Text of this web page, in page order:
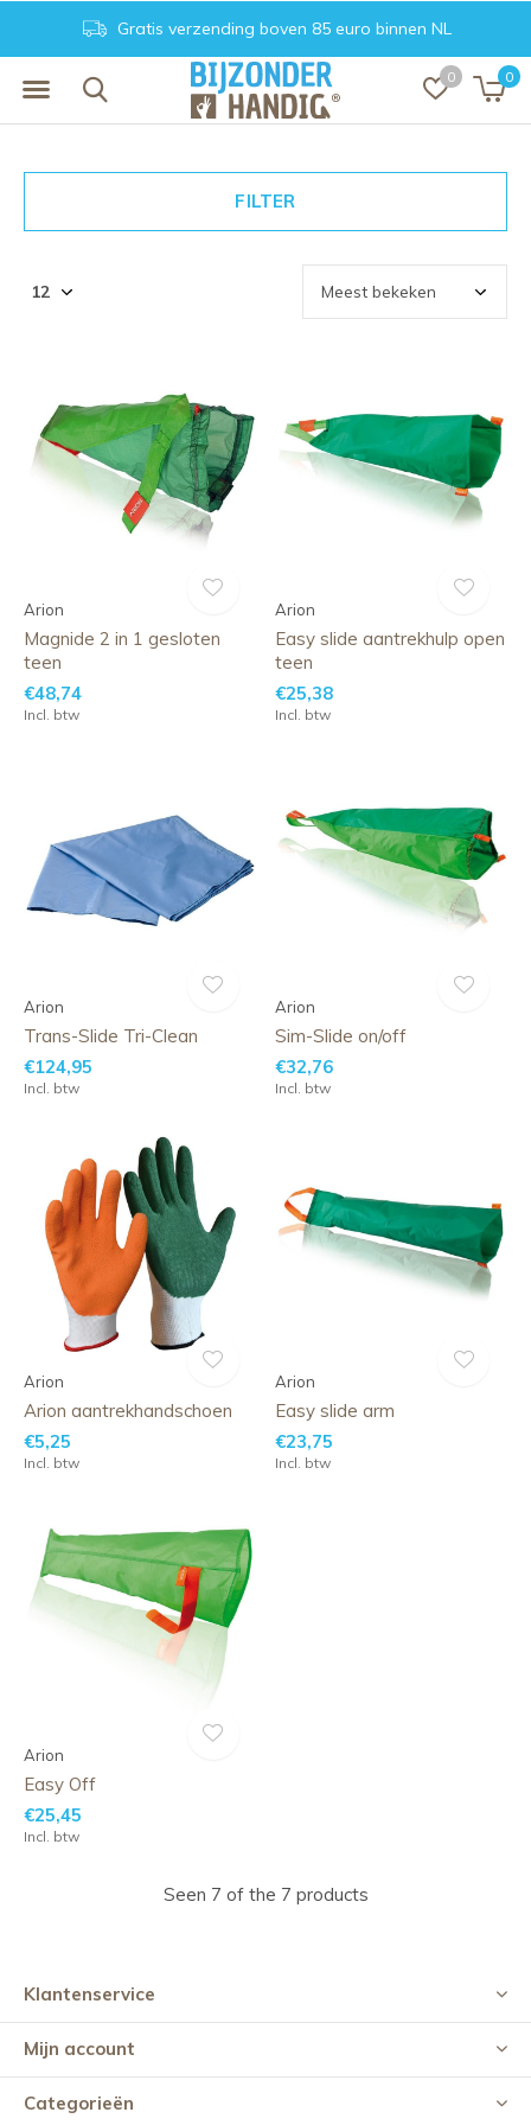
0 0
Achteraf betalen. Veilig en vertrouwd
FILTER
Arion
Magnide 2 in 1 gesloten
teen
€48,74
Incl. btw
Arion
Easy slide aantrekhulp open
teen
€25,38
Incl. btw
Arion
Trans-Slide Tri-Clean
€124,95
Incl. btw
Arion
Sim-Slide on/off
€32,76
Incl. btw
Arion
Arion aantrekhandschoen
€5,25
Incl. btw
Arion
Easy slide arm
€23,75
Incl. btw
Arion
Easy Off
€25,45
Incl. btw
Seen 7 of the 7 products
Klantenservice
Mijn account
Categorieën